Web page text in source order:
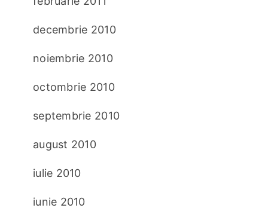
decembrie 2010
noiembrie 2010
octombrie 2010
septembrie 2010
august 2010
iulie 2010
iunie 2010